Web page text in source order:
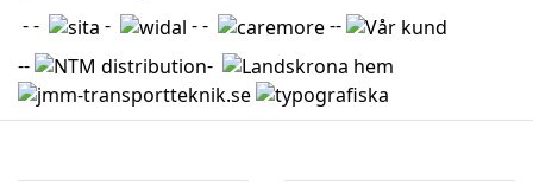
- - - - -
--
--
-